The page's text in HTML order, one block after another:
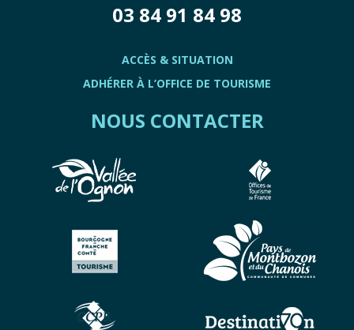
03 84 91 84 98
ACCÈS & SITUATION
ADHÉRER À L’OFFICE DE TOURISME
NOUS CONTACTER